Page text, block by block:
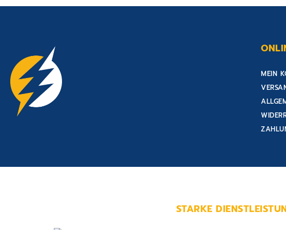
MEIN
STARKE